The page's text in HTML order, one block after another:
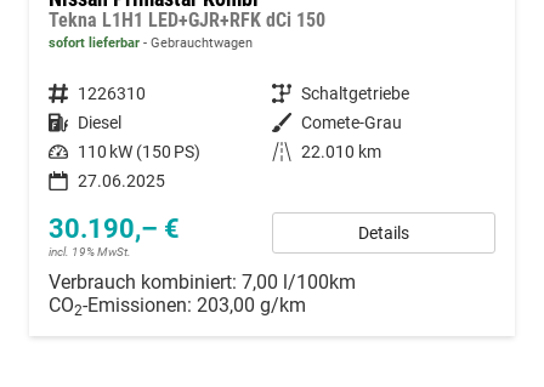
Tekna L1H1 LED+GJR+RFK dCi 150
sofort lieferbar Gebrauchtwagen
Fahrzeugnummer 1226310 Getriebe Schaltgetriebe
Kraftstoff Diesel Außenfarbe Comete-Grau
Leistung 110 kW (150 PS) Kilometerstand 22.010 km
27.06.2025
30.190,– €
incl. 19% MwSt.
Details
Verbrauch kombiniert: 7,00 l/100km
CO2-Emissionen: 203,00 g/km